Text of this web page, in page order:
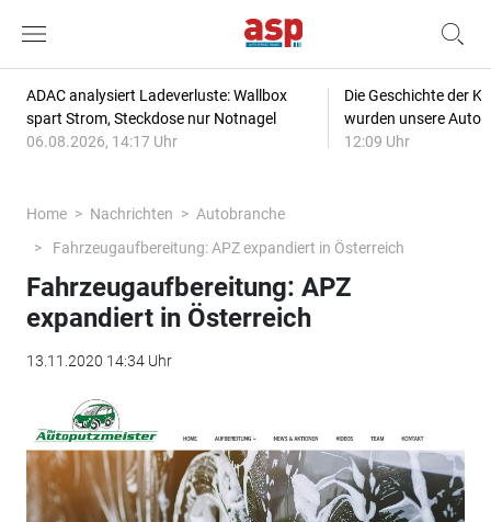
ADAC analysiert Ladeverluste: Wallbox
spart Strom, Steckdose nur Notnagel
06.08.2026, 14:17 Uhr
Die Geschichte der
wurden unsere
12:09 Uhr
Home Nachrichten
Autobranche
Fahrzeugaufbereitung: APZ expandiert in Österreich
Fahrzeugaufbereitung: APZ
expandiert in Österreich
13.11.2020 14:34 Uhr